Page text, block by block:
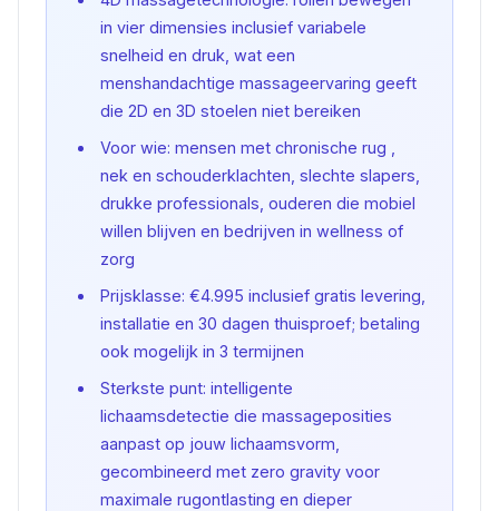
in vier dimensies inclusief variabele
snelheid en druk, wat een
menshandachtige massageervaring geeft
die 2D en 3D stoelen niet bereiken
Voor wie: mensen met chronische rug ,
nek en schouderklachten, slechte slapers,
drukke professionals, ouderen die mobiel
willen blijven en bedrijven in wellness of
zorg
Prijsklasse: €4.995 inclusief gratis levering,
installatie en 30 dagen thuisproef; betaling
ook mogelijk in 3 termijnen
Sterkste punt: intelligente
lichaamsdetectie die massageposities
aanpast op jouw lichaamsvorm,
gecombineerd met zero gravity voor
maximale rugontlasting en dieper